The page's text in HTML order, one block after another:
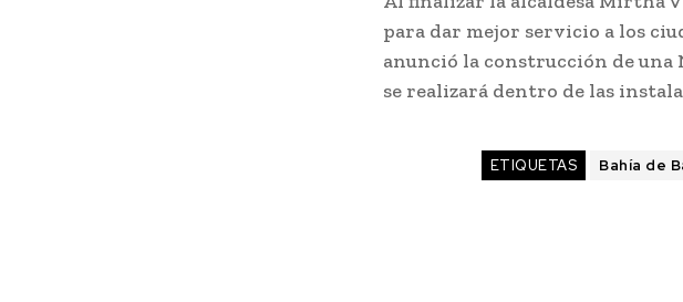
para dar mejor servicio a los
anunció la construcción de una
se realizará dentro de las
ETIQUETAS Bahía de